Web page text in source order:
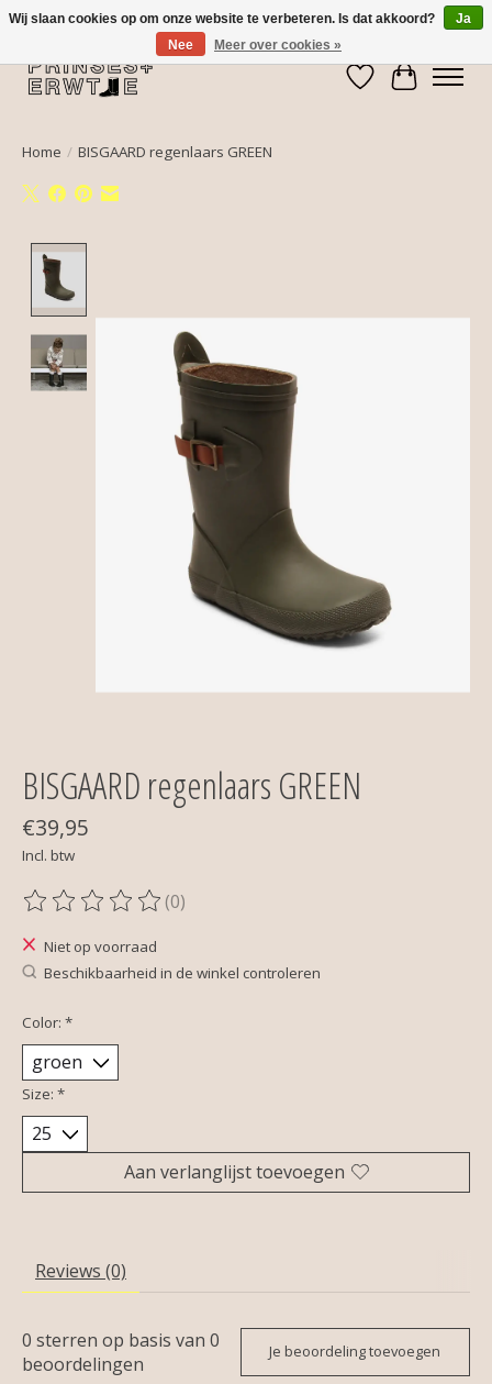
Verlanglijst
Home / BISGAARD regenlaars GREEN
BISGAARD regenlaars GREEN
€39,95
Incl. btw
De beoordeling van dit product is
(0)
Niet op voorraad
Beschikbaarheid in de winkel controleren
Color: *
Size: *
Aan verlanglijst toevoegen
Reviews (0)
0 sterren op basis van 0
beoordelingen
Je beoordeling toevoegen
Wij slaan cookies op om onze website te verbeteren. Is dat akkoord?
Ja
Nee
Meer over cookies »